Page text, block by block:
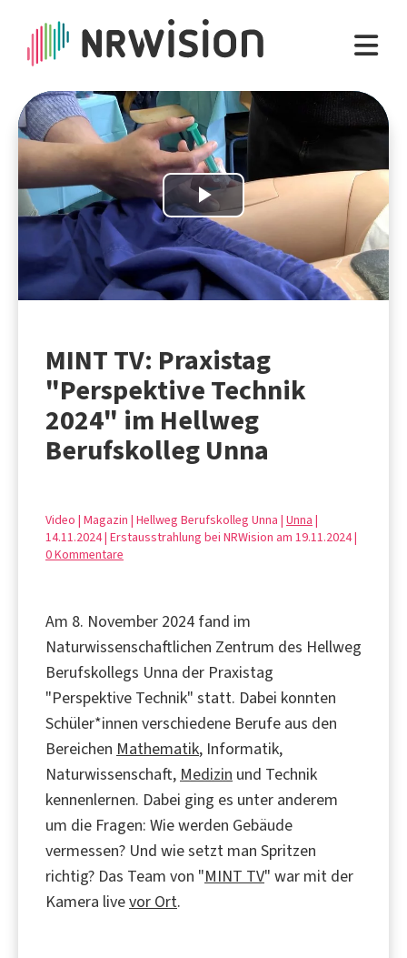
Play
Video
MINT TV: Praxistag
"Perspektive Technik
2024" im Hellweg
Berufskolleg Unna
Video | Magazin | Hellweg Berufskolleg Unna | Unna |
14.11.2024 | Erstausstrahlung bei NRWision am 19.11.2024 |
0 Kommentare
Am 8. November 2024 fand im
Naturwissenschaftlichen Zentrum des Hellweg
Berufskollegs Unna der Praxistag
"Perspektive Technik" statt. Dabei konnten
Schüler*innen verschiedene Berufe aus den
Bereichen Mathematik, Informatik,
Naturwissenschaft, Medizin und Technik
kennenlernen. Dabei ging es unter anderem
um die Fragen: Wie werden Gebäude
vermessen? Und wie setzt man Spritzen
richtig? Das Team von "MINT TV" war mit der
Kamera livevor Ort.